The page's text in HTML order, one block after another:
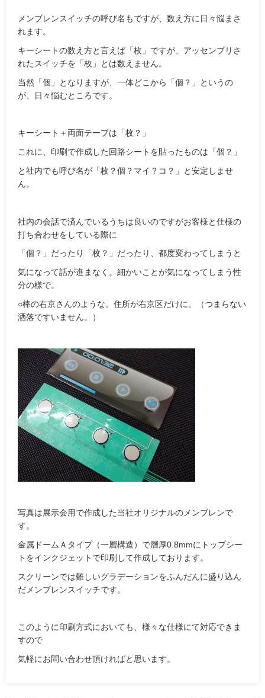
メンブレンスイッチの呼び名もですが、数え方に日々悩まさ
れます。
キーシートの数え方と言えば「枚」ですが、アッセンブリさ
れたスイッチを「枚」とは数えません。
当然「個」となりますが、一体どこから「個？」というの
が、日々悩むところです。
キーシート＋両面テープは「枚？」
これに、印刷で作成した回路シートを貼ったものは「個？」
と社内でも呼び名が「枚？個？マイ？コ？」と安定しませ
ん。
社内の会話で済んでいるうちは良いのですがお客様と仕様の
打ち合わせをしている際に
「個？」だったり「枚？」だったり、都度変わってしまうと
気になって話が進まなく。細かいことが気になってしまう性
分の様で。
○棒の右京さんのような。住所が右京区だけに。（つまらない
洒落ですいません。）
写真は展示会用で作成した当社オリジナルのメンブレンで
す。
金属ドームＡタイプ（一層構造）で層厚0.8mmにトップシー
トをインクジェットで印刷して作成しております。
スクリーンでは難しいグラデーションをふんだんに盛り込ん
だメンブレンスイッチです。
このように印刷方式においても、様々な仕様にて対応できま
すので
気軽にお問い合わせ頂ければと思います。